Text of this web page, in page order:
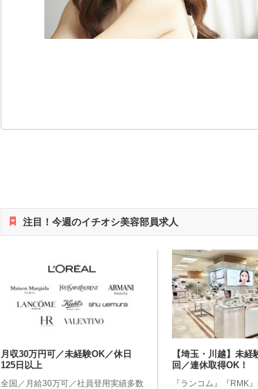
注目！今週のイチオシ美容部員求人
月収30万円可／未経験OK／休日
125日以上
全国／月給30万可／社員登用実績多数
【埼玉・川越】未経
回／連休取得OK！
『ランコム』『RMK